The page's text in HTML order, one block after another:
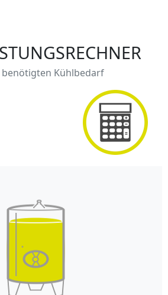
benötigten Kühlbedarf